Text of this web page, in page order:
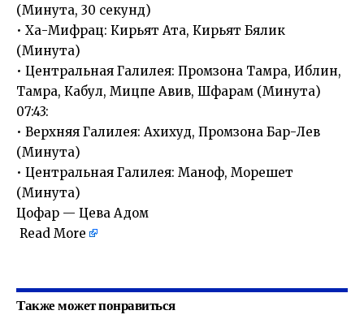
(Минута, 30 секунд)
• Ха-Мифрац: Кирьят Ата, Кирьят Бялик
(Минута)
• Центральная Галилея: Промзона Тамра, Иблин,
Тамра, Кабул, Мицпе Авив, Шфарам (Минута)
07:43:
• Верхняя Галилея: Ахихуд, Промзона Бар-Лев
(Минута)
• Центральная Галилея: Маноф, Морешет
(Минута)
Цофар — Цева Адом
Read More
Также может понравиться